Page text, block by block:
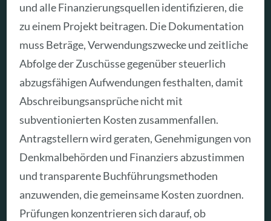
und alle Finanzierungsquellen identifizieren, die
zu einem Projekt beitragen. Die Dokumentation
muss Beträge, Verwendungszwecke und zeitliche
Abfolge der Zuschüsse gegenüber steuerlich
abzugsfähigen Aufwendungen festhalten, damit
Abschreibungsansprüche nicht mit
subventionierten Kosten zusammenfallen.
Antragstellern wird geraten, Genehmigungen von
Denkmalbehörden und Finanziers abzustimmen
und transparente Buchführungsmethoden
anzuwenden, die gemeinsame Kosten zuordnen.
Prüfungen konzentrieren sich darauf, ob